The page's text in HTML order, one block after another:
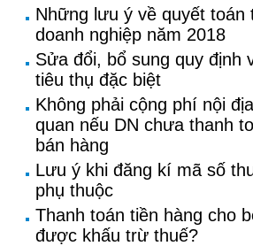
Những lưu ý về quyết toán
doanh nghiệp năm 2018
Sửa đổi, bổ sung quy định
tiêu thụ đặc biệt
Không phải cộng phí nội
quan nếu DN chưa thanh
bán hàng
Lưu ý khi đăng kí mã số
phụ thuộc
Thanh toán tiền hàng cho
được khấu trừ thuế?